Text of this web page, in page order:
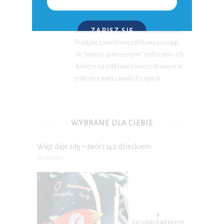
Laktacyjny. Instruktor Masażu Shantala.
Praktykę zawodową zdobywa pracując
ze "świeżo upieczonymi" rodzicami i ich
dziećmi na oddziale noworodkowym w
jednym z warszawskich szpitali.
WYBRANE DLA CIEBIE
Więź daje siłę – twórz ją z dzieckiem
19-07-2011
ZAPISZ SIĘ
P.S. W każdej chwili możesz wypisać się z kursu.